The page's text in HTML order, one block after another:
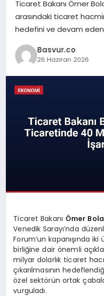
Ticaret Bakanı Ömer
arasındaki ticaret
hedefini ve devam eden
Basvur.co
26 Haziran 2026
Ticaret Bakanı Ömer
Venedik Sarayı’nda
Forum’un kapanışında
birliğine dair önemli
milyar dolarlık ticaret
çıkarılmasının
özel sektörün ortak
vurguladı.